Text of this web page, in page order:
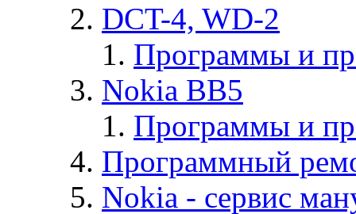
DCT-4, WD-2
Программы и
Nokia BB5
Программы и
Программный
Nokia - cервис